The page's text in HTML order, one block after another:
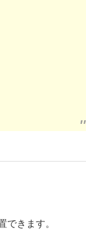
きます。